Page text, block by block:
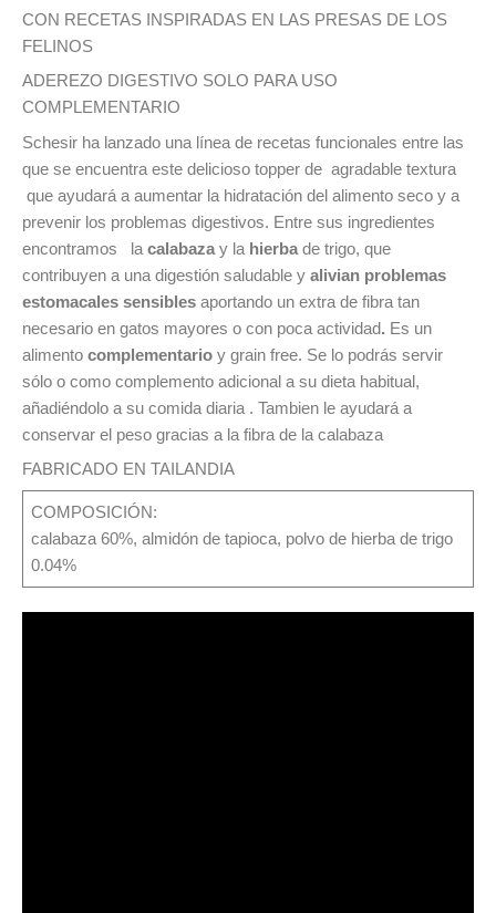
CON RECETAS INSPIRADAS EN LAS PRESAS DE LOS
FELINOS
ADEREZO DIGESTIVO SOLO PARA USO
COMPLEMENTARIO
Schesir ha lanzado una línea de recetas funcionales entre las
que se encuentra este delicioso topper de agradable textura
que ayudará a aumentar la hidratación del alimento seco y a
prevenir los problemas digestivos. Entre sus ingredientes
encontramos la calabaza y la hierba de trigo, que
contribuyen a una digestión saludable y alivian problemas
estomacales sensibles aportando un extra de fibra tan
necesario en gatos mayores o con poca actividad. Es un
alimento complementario y grain free. Se lo podrás servir
sólo o como complemento adicional a su dieta habitual,
añadiéndolo a su comida diaria . Tambien le ayudará a
conservar el peso gracias a la fibra de la calabaza
FABRICADO EN TAILANDIA
COMPOSICIÓN:
calabaza 60%, almidón de tapioca, polvo de hierba de trigo
0.04%